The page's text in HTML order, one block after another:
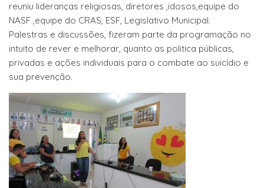
reuniu lideranças religiosas, diretores ,idosos,equipe do
NASF ,equipe do CRAS, ESF, Legislativo Municipal.
Palestras e discussões, fizeram parte da programação no
intuito de rever e melhorar, quanto as politica públicas,
privadas e ações individuais para o combate ao suicídio e
sua prevenção.